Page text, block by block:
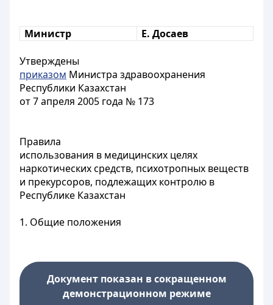
Министр Е. Досаев
Утверждены
приказом Министра здравоохранения
Республики Казахстан
от 7 апреля 2005 года № 173
Правила
использования в медицинских целях
наркотических средств, психотропных веществ
и прекурсоров, подлежащих контролю в
Республике Казахстан
1. Общие положения
Документ показан в сокращенном
демонстрационном режиме